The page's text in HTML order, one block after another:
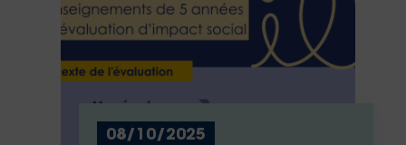
08/10/2025